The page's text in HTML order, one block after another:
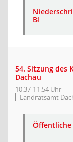
BI
54. Sitzung des
Dachau
10:37-11:54 Uhr
Landratsamt